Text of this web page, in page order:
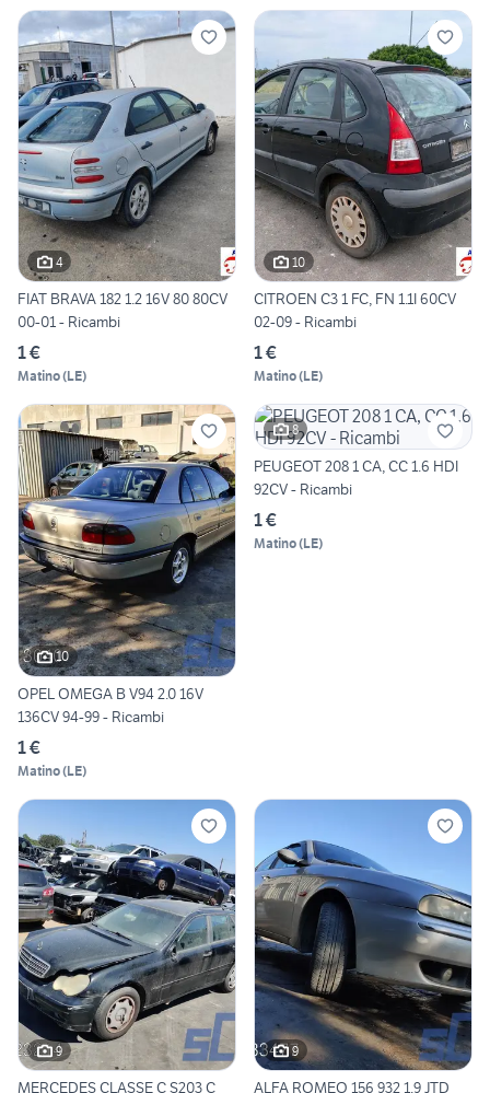
4
FIAT BRAVA 182 1.2 16V 80 80CV
00-01 - Ricambi
1 €
Matino(LE)
10
CITROEN C3 1 FC, FN 1.1I 60CV
02-09 - Ricambi
1 €
Matino(LE)
10
OPEL OMEGA B V94 2.0 16V
136CV 94-99 - Ricambi
1 €
Matino(LE)
8
PEUGEOT 208 1 CA, CC 1.6 HDI
92CV - Ricambi
1 €
Matino(LE)
9
MERCEDES CLASSE C S203 C
9
ALFA ROMEO 156 932 1.9 JTD